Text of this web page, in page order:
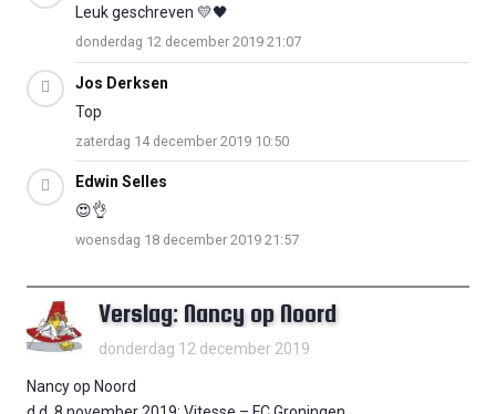
Leuk geschreven 💛🖤
donderdag 12 december 2019 21:07
Jos Derksen
Top
zaterdag 14 december 2019 10:50
Edwin Selles
😍👌
woensdag 18 december 2019 21:57
Verslag: Nancy op Noord
donderdag 12 december 2019
Nancy op Noord